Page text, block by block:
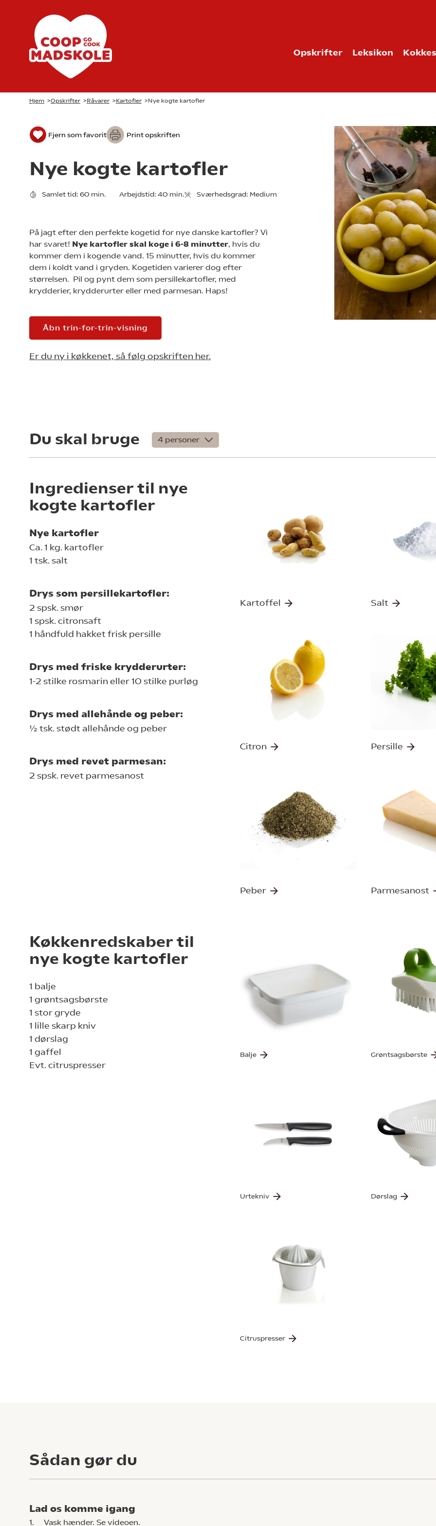
Opskrifter Leksikon
Hjem >Opskrifter >Råvarer >Kartofler >Nye kogte kartofler
Fjern som favorit Print opskriften
Nye kogte kartofler
Samlet tid: 60 min. Arbejdstid: 40 min. Sværhedsgrad: Medium
På jagt efter den perfekte kogetid for nye danske kartofler? Vi
har svaret! Nye kartofler skal koge i 6-8 minutter, hvis du
kommer dem i kogende vand. 15 minutter, hvis du kommer
dem i koldt vand i gryden. Kogetiden varierer dog efter
størrelsen. Pil og pynt dem som persillekartofler, med
krydderier, krydderurter eller med parmesan. Haps!
Åbn trin-for-trin-visning
Er du ny i køkkenet, så følg opskriften her.
Du skal bruge
Ingredienser til nye
kogte kartofler
Nye kartofler
Ca. 1 kg. kartofler
1 tsk. salt
Drys som persillekartofler:
2 spsk. smør
1 spsk. citronsaft
1 håndfuld hakket frisk persille
Drys med friske krydderurter:
1-2 stilke rosmarin eller 10 stilke purløg
Drys med allehånde og peber:
½ tsk. stødt allehånde og peber
Drys med revet parmesan:
2 spsk. revet parmesanost
Kartoffel Salt
Citron Persille
Peber Parmesanost
Køkkenredskaber til
nye kogte kartofler
1 balje
1 grøntsagsbørste
1 stor gryde
1 lille skarp kniv
1 dørslag
1 gaffel
Evt. citruspresser
Balje Grøntsagsbørste
Urtekniv Dørslag
Citruspresser
Sådan gør du
Lad os komme igang
1. Vask hænder. Se videoen.